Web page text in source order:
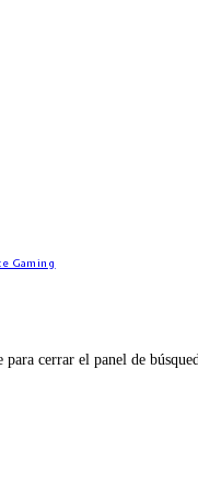
Gaming
para cerrar el panel de